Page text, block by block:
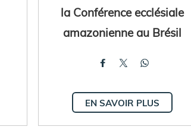
la Conférence ecclésiale
amazonienne au Brésil
EN SAVOIR PLUS